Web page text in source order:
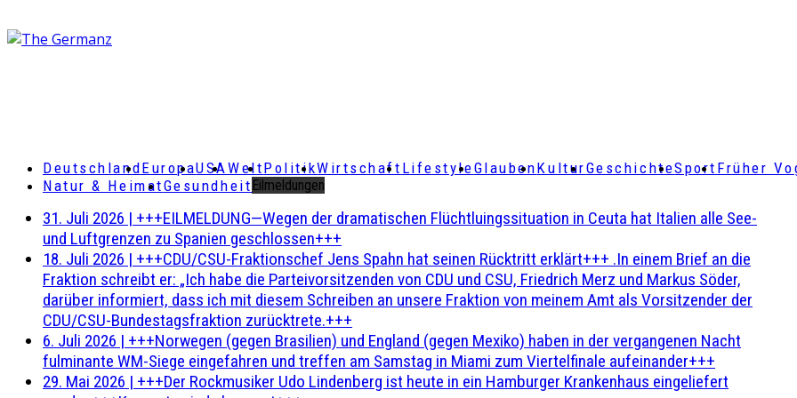
DeutschlandEuropaUSAWeltPolitikWirtschaft LifestyleGlaubenKulturGeschichteSport Früher
Natur & HeimatGesundheit Eilmeldungen
31. Juli 2026 | +++EILMELDUNG—Wegen der dramatischen Flüchtluingssituation in Ceuta hat Italien alle See-
und Luftgrenzen zu Spanien geschlossen+++
18. Juli 2026 | +++CDU/CSU-Fraktionschef Jens Spahn hat seinen Rücktritt erklärt+++ .In einem Brief an die
Fraktion schreibt er: „Ich habe die Parteivorsitzenden von CDU und CSU, Friedrich Merz und Markus Söder,
darüber informiert, dass ich mit diesem Schreiben an unsere Fraktion von meinem Amt als Vorsitzender der
CDU/CSU-Bundestagsfraktion zurücktrete.+++
6. Juli 2026 | +++Norwegen (gegen Brasilien) und England (gegen Mexiko) haben in der vergangenen Nacht
fulminante WM-Siege eingefahren und treffen am Samstag in Miami zum Viertelfinale aufeinander+++
29. Mai 2026 | +++Der Rockmusiker Udo Lindenberg ist heute in ein Hamburger Krankenhaus eingeliefert